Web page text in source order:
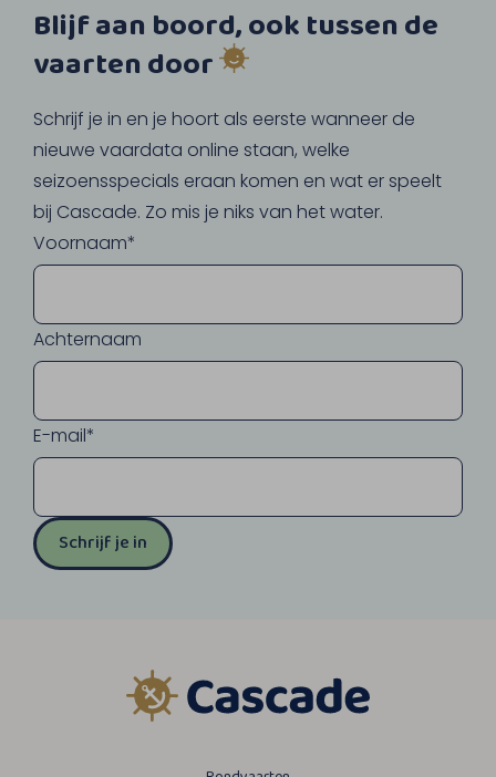
Blijf aan boord, ook tussen de
vaarten door
Schrijf je in en je hoort als eerste wanneer de
nieuwe vaardata online staan, welke
seizoensspecials eraan komen en wat er speelt
bij Cascade. Zo mis je niks van het water.
Voornaam*
Achternaam
E-mail*
Schrijf je in